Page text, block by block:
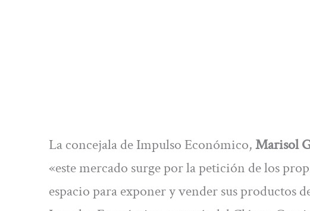
La concejala de Impulso Económico,Marisol
«este mercado surge por la petición de los
espacio para exponer y vender sus productos